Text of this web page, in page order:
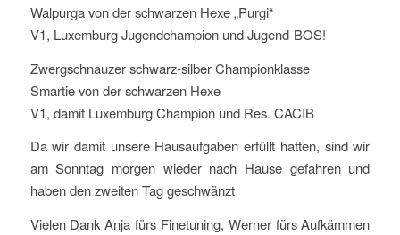
Walpurga von der schwarzen Hexe „Purgi“
V1, Luxemburg Jugendchampion und Jugend-BOS!
Zwergschnauzer schwarz-silber Championklasse
Smartie von der schwarzen Hexe
V1, damit Luxemburg Champion und Res. CACIB
Da wir damit unsere Hausaufgaben erfüllt hatten, sind wir
am Sonntag morgen wieder nach Hause gefahren und
haben den zweiten Tag geschwänzt
Vielen Dank Anja fürs Finetuning, Werner fürs Aufkämmen